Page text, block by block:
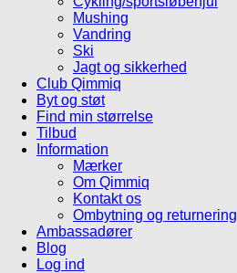
Mushing
Vandring
Ski
Jagt og sikkerhed
Club Qimmiq
Byt og støt
Find min størrelse
Tilbud
Information
Mærker
Om Qimmiq
Kontakt os
Ombytning og returnering
Ambassadører
Blog
Log ind